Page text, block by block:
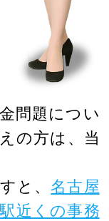
問題につい
の方は、当
と、名古屋
近くの事務